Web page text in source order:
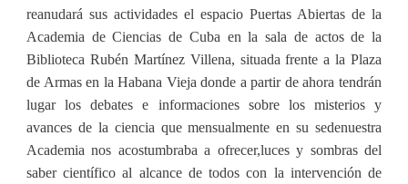
reanudará sus actividades el espacio Puertas Abiertas de la
Academia de Ciencias de Cuba en la sala de actos de la
Biblioteca Rubén Martínez Villena, situada frente a la Plaza
de Armas en la Habana Vieja donde a partir de ahora tendrán
lugar los debates e informaciones sobre los misterios y
avances de la ciencia que mensualmente en su sedenuestra
Academia nos acostumbraba a ofrecer,luces y sombras del
saber científico al alcance de todos con la intervención de